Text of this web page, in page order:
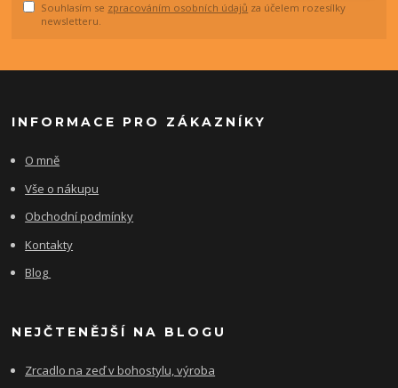
Souhlasím se zpracováním osobních údajů za účelem rozesílky
newsletteru.
INFORMACE PRO ZÁKAZNÍKY
O mně
Vše o nákupu
Obchodní podmínky
Kontakty
Blog
NEJČTENĚJŠÍ NA BLOGU
Zrcadlo na zeď v bohostylu, výroba